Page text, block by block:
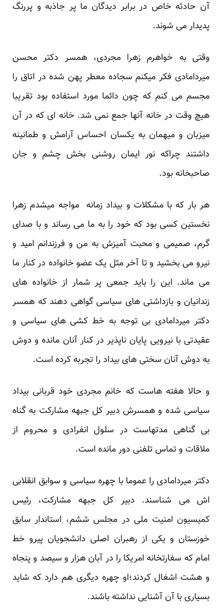
آن حادثه خاص در برابر دیدگان ما پر جاذبه و پررنگ
پدیدار می شوند.
وقتی به خواهرم زهرا مجردی، همسر دکتر محسن
میردامادی فکر میکنم سجاده معطر پهن شده در اتاق را
مجسم می کنم که چون دائما مورد استفاده بود تقریبا
هیچ وقت در خانه آنها جمع نمی شد. خانه ای که در آن
میزبان و میهمان به یکسان احساس آرامش و طمانینه
داشتند چراکه نور ایمان روشنی بخش چشم و جان
صاحبخانه بود.
هر بار که با مشکلات و بیداد زمانه مواجه میشدم زهرا
نخستین کسی بود که خود را به ما می رساند و با صدای
گرم، صمیمی و محبت آمیزش به من و فرزندانم امید و
نیرو می بخشید و تا آخر مثل یک عضو خانواده در کنار ما
می ماند. این را باید جمعی پر شمار از خانواده های
زندانیان و بازداشتی های سیاسی گواهی دهند که همسر
دکتر میردامادی بی توجه به خط کشی های سیاسی و
عقیدتی با نیرویی پایان ناپذیر در کنار آنان مانده و دوش
به دوش آنان سختی های بیداد را تجربه کرده است.
و حالا هفته هاست که خانم مجردی خود قربانی بیداد
سیاسی شده و همسرش دبیر کل جبهه مشارکت به گناه
بی گناهی مدتهاست در سلول انفرادی و محروم از
ملاقات و تماس تلفنی دور مانده است.
دکتر میردامادی را عموما با چهره سیاسی و سوابق انقلابی
اش می شناسند. دبیر کل جبهه مشارکت، رئیس
کمیسیون امنیت ملی در مجلس ششم، استاندار سابق
خوزستان و یکی از رهبران اصلی دانشجویان پیرو خط
امام که سفارتخانه امریکا را در آبان هزار و سیصد و پنجاه
و هشت اشغال کردند؛او چهره دیگری هم دارد که شاید
بسیاری با آن آشنایی نداشته باشند.